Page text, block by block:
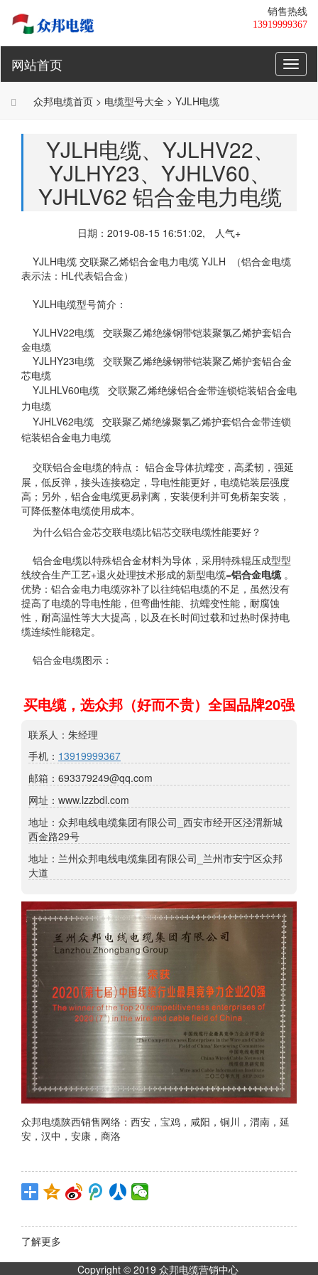
销售热线
13919999367
网站首页
众邦电缆首页 > 电缆型号大全 > YJLH电缆
YJLH电缆、YJLHV22、
YJLHY23、YJHLV60、
YJHLV62 铝合金电力电缆
日期：2019-08-15 16:51:02, 人气+
YJLH电缆 交联聚乙烯铝合金电力电缆 YJLH （铝合金电缆
表示法：HL代表铝合金）
YJLH电缆型号简介：
YJLHV22电缆 交联聚乙烯绝缘钢带铠装聚氯乙烯护套铝合
金电缆
YJLHY23电缆 交联聚乙烯绝缘钢带铠装聚乙烯护套铝合金
芯电缆
YJLHLV60电缆 交联聚乙烯绝缘铝合金带连锁铠装铝合金电
力电缆
YJHLV62电缆 交联聚乙烯绝缘聚氯乙烯护套铝合金带连锁
铠装铝合金电力电缆
交联铝合金电缆的特点： 铝合金导体抗蠕变，高柔韧，强延
展，低反弹，接头连接稳定，导电性能更好，电缆铠装层强度
高；另外，铝合金电缆更易剥离，安装便利并可免桥架安装，
可降低整体电缆使用成本。
为什么铝合金芯交联电缆比铝芯交联电缆性能要好？
铝合金电缆以特殊铝合金材料为导体，采用特殊辊压成型型
线绞合生产工艺+退火处理技术形成的新型电缆=铝合金电缆 。
优势：铝合金电力电缆弥补了以往纯铝电缆的不足，虽然没有
提高了电缆的导电性能，但弯曲性能、抗蠕变性能，耐腐蚀
性，耐高温性等大大提高，以及在长时间过载和过热时保持电
缆连续性能稳定。
铝合金电缆图示：
买电缆，选众邦（好而不贵）全国品牌20强
联系人：朱经理
手机： 13919999367
邮箱：693379249@qq.com
网址：www.lzzbdl.com
地址：众邦电线电缆集团有限公司_西安市经开区泾渭新城
西金路29号
地址：兰州众邦电线电缆集团有限公司_兰州市安宁区众邦
大道
众邦电缆陕西销售网络：西安，宝鸡，咸阳，铜川，渭南，延
安，汉中，安康，商洛
了解更多
Copyright © 2019 众邦电缆营销中心